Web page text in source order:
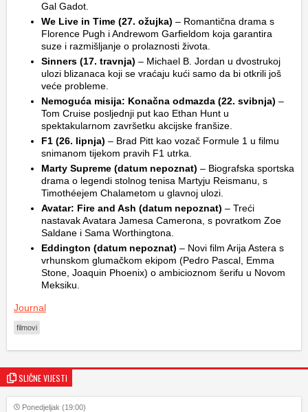
Gal Gadot.
We Live in Time (27. ožujka) – Romantična drama s
Florence Pugh i Andrewom Garfieldom koja garantira
suze i razmišljanje o prolaznosti života.
Sinners (17. travnja) – Michael B. Jordan u dvostrukoj
ulozi blizanaca koji se vraćaju kući samo da bi otkrili još
veće probleme.
Nemoguća misija: Konačna odmazda (22. svibnja) –
Tom Cruise posljednji put kao Ethan Hunt u
spektakularnom završetku akcijske franšize.
F1 (26. lipnja) – Brad Pitt kao vozač Formule 1 u filmu
snimanom tijekom pravih F1 utrka.
Marty Supreme (datum nepoznat) – Biografska sportska
drama o legendi stolnog tenisa Martyju Reismanu, s
Timothéejem Chalametom u glavnoj ulozi.
Avatar: Fire and Ash (datum nepoznat) – Treći
nastavak Avatara Jamesa Camerona, s povratkom Zoe
Saldane i Sama Worthingtona.
Eddington (datum nepoznat) – Novi film Arija Astera s
vrhunskom glumačkom ekipom (Pedro Pascal, Emma
Stone, Joaquin Phoenix) o ambicioznom šerifu u Novom
Meksiku.
Journal
filmovi
SLIČNE VIJESTI
Ponedjeljak (19:00)